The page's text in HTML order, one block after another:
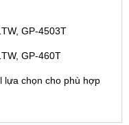
GP-4503T
GP-460T
lựa chọn cho phù hợp